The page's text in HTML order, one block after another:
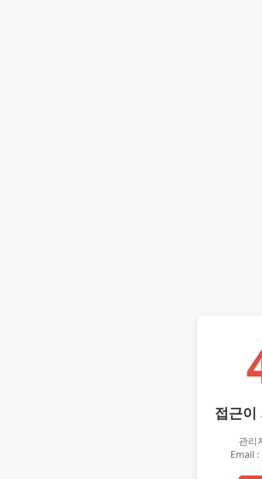
접근이
관리
Email